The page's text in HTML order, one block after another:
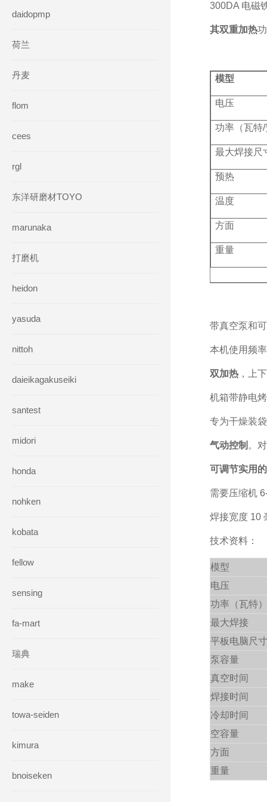
daidopmp
荷兰
丹麦
flom
cees
rgl
东洋研磨材TOYO
marunaka
打磨机
heidon
yasuda
nittoh
daieikagakuseiki
santest
midori
honda
nohken
kobata
fellow
sensing
fa-mart
瑞典
make
towa-seiden
kimura
bnoiseken
300DA 电磁
其双重加热
模型
电压
功率（瓦特
最大焊接尺
预热
温度
方面
重量
带真空泵和
本机使用频
双加热，上
机箱带静电
专为干燥装
气动控制 。
可调节实用的
需要压缩机
焊接宽度 10
技术资料：
模型
电压
功率（瓦特）
最大焊接
平板电脑尺寸
泵容量
真空时间
焊接时间
冷却时间
空容量
方面
重量